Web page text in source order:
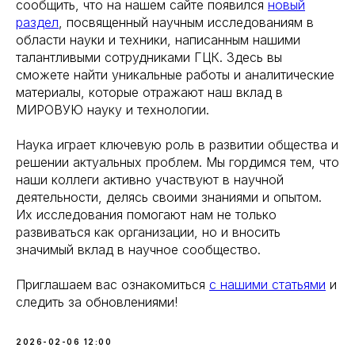
сообщить, что на нашем сайте появился новый
раздел, посвященный научным исследованиям в
области науки и техники, написанным нашими
талантливыми сотрудниками ГЦК. Здесь вы
сможете найти уникальные работы и аналитические
материалы, которые отражают наш вклад в
МИРОВУЮ науку и технологии.
Наука играет ключевую роль в развитии общества и
решении актуальных проблем. Мы гордимся тем, что
наши коллеги активно участвуют в научной
деятельности, делясь своими знаниями и опытом.
Их исследования помогают нам не только
развиваться как организации, но и вносить
значимый вклад в научное сообщество.
Приглашаем вас ознакомиться с нашими статьями и
следить за обновлениями!
2026-02-06 12:00